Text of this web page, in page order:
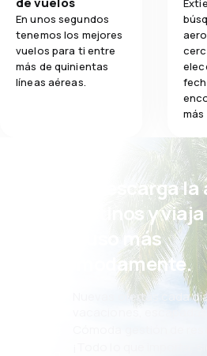
En unos segundos
tenemos los mejores
vuelos para ti entre
más de quinientas
líneas aéreas.
¡Eh! Descarga
eDestinos y viaja
incluso más
cómodamente.
Nuevas ofertas cada
vacaciones, escapadas
Cómoda gestión de
¡Todo lo que importa,